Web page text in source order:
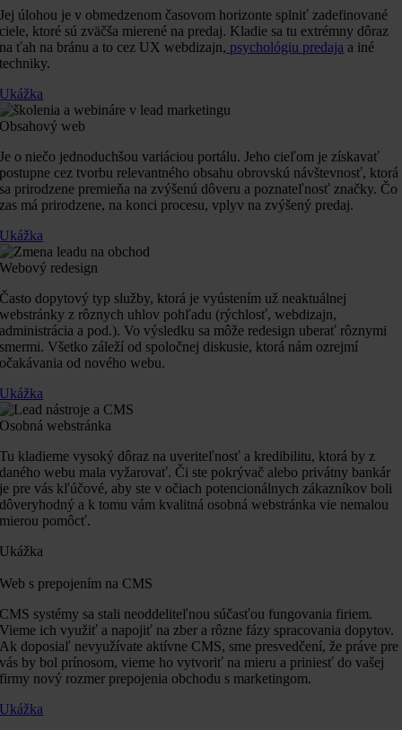
Jej úlohou je v obmedzenom časovom horizonte splniť zadefinované
ciele, ktoré sú zväčša mierené na predaj. Kladie sa tu extrémny dôraz
na ťah na bránu a to cez UX webdizajn, psychológiu predaja a iné
techniky.
Ukážka
Obsahový web
Je o niečo jednoduchšou variáciou portálu. Jeho cieľom je získavať
postupne cez tvorbu relevantného obsahu obrovskú návštevnosť, ktorá
sa prirodzene premieňa na zvýšenú dôveru a poznateľnosť značky. Čo
zas má prirodzene, na konci procesu, vplyv na zvýšený predaj.
Ukážka
Webový redesign
Často dopytový typ služby, ktorá je vyústením už neaktuálnej
webstránky z rôznych uhlov pohľadu (rýchlosť, webdizajn,
administrácia a pod.). Vo výsledku sa môže redesign uberať rôznymi
smermi. Všetko záleží od spoločnej diskusie, ktorá nám ozrejmí
očakávania od nového webu.
Ukážka
Osobná webstránka
Tu kladieme vysoký dôraz na uveriteľnosť a kredibilitu, ktorá by z
daného webu mala vyžarovať. Či ste pokrývač alebo privátny bankár
je pre vás kľúčové, aby ste v očiach potencionálnych zákazníkov boli
dôveryhodný a k tomu vám kvalitná osobná webstránka vie nemalou
mierou pomôcť.
Ukážka
Web s prepojením na CMS
CMS systémy sa stali neoddeliteľnou súčasťou fungovania firiem.
Vieme ich využiť a napojiť na zber a rôzne fázy spracovania dopytov.
Ak doposiaľ nevyužívate aktívne CMS, sme presvedčení, že práve pre
vás by bol prínosom, vieme ho vytvoriť na mieru a priniesť do vašej
firmy nový rozmer prepojenia obchodu s marketingom.
Ukážka